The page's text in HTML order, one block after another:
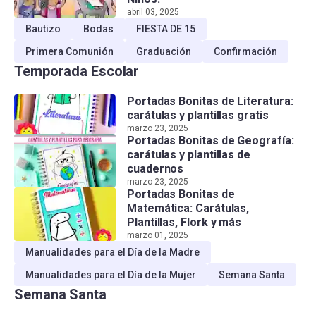
abril 03, 2025
Bautizo Bodas
FIESTA DE 15
Primera Comunión
Graduación Confirmación
Temporada Escolar
Portadas Bonitas de Literatura:
carátulas y plantillas gratis
marzo 23, 2025
Portadas Bonitas de Geografía:
carátulas y plantillas de
cuadernos
marzo 23, 2025
Portadas Bonitas de
Matemática: Carátulas,
Plantillas, Flork y más
marzo 01, 2025
Manualidades para el Día de la Madre
Manualidades para el Día de la Mujer
Semana Santa
Semana Santa